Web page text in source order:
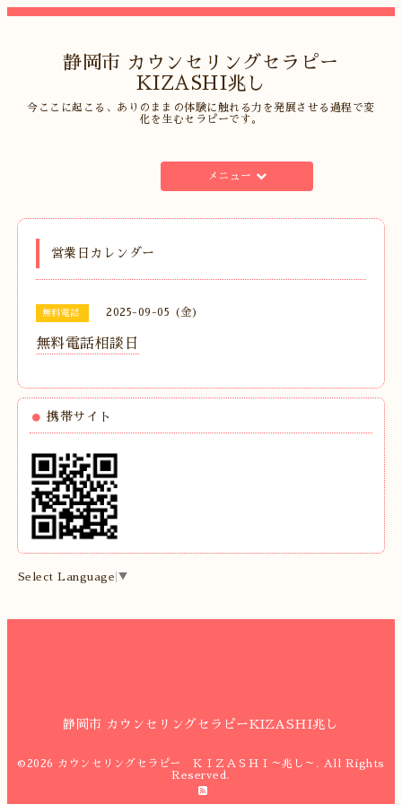
静岡市 カウンセリングセラピー
KIZASHI兆し
今ここに起こる、ありのままの体験に触れる力を発展させる過程で変
化を生むセラピーです。
メニュー
営業日カレンダー
無料電話 2025-09-05 (金)
無料電話相談日
携帯サイト
Select Language ▼
静岡市 カウンセリングセラピーKIZASHI兆し
©2026 カウンセリングセラピー ＫＩＺＡＳＨＩ～兆し～ . All Rights
Reserved.